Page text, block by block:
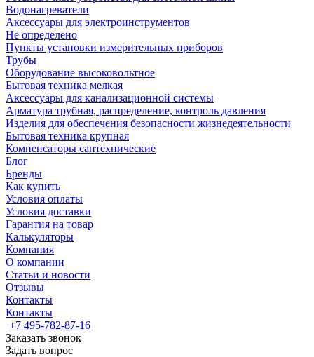
Водонагреватели
Аксессуары для электроинструментов
Не определено
Пункты установки измерительных приборов
Трубы
Оборудование высоковольтное
Бытовая техника мелкая
Аксессуары для канализационной системы
Арматура трубная, распределение, контроль давления
Изделия для обеспечения безопасности жизнедеятельности
Бытовая техника крупная
Компенсаторы сантехнические
Блог
Бренды
Как купить
Условия оплаты
Условия доставки
Гарантия на товар
Калькуляторы
Компания
О компании
Статьи и новости
Отзывы
Контакты
Контакты
+7 495-782-87-16
Заказать звонок
Задать вопрос